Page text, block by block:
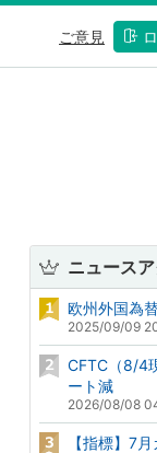
ご意見
ニュース
欧州外国為
2025/09/09
CFTC（8/4
ート減
2026/08/08
【指標】7